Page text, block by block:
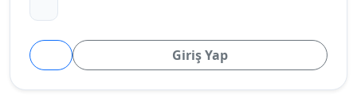
Giriş Yap